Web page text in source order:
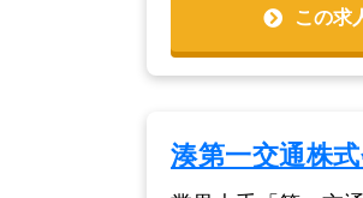
応募資格